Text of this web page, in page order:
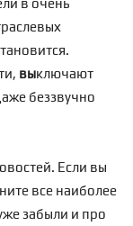
в очень
выключают
беззвучно
Если вы
все наиболее
забыли и про